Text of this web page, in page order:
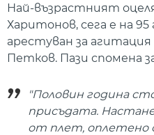
Най-възрастният
Харитонов, сега е на 95
арестуван за агитация
Петков. Пази спомена
"Половин година
присъдата.
от плет, оплетено